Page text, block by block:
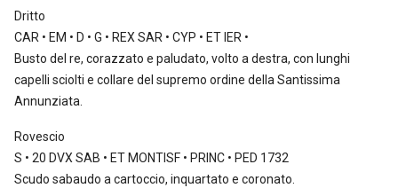
Dritto
CAR • EM • D • G • REX SAR • CYP • ET IER •
Busto del re, corazzato e paludato, volto a destra, con lunghi
capelli sciolti e collare del supremo ordine della Santissima
Annunziata.
Rovescio
S • 20 DVX SAB • ET MONTISF • PRINC • PED 1732
Scudo sabaudo a cartoccio, inquartato e coronato.